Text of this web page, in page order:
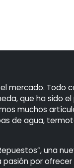
mercado. Todo
que ha sido
muchos
de agua,
una
por